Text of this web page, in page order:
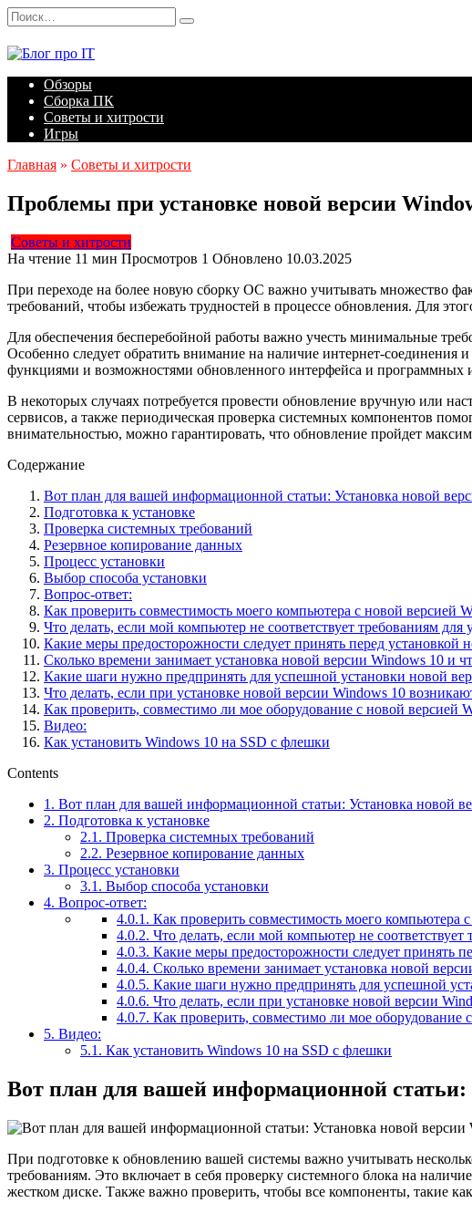
Перейти
к
содержанию
Search
for:
Обзоры
Сборка ПК
Советы и хитрости
Игры
Главная » Советы и хитрости
Проблемы при установке новой версии
Советы и хитрости
На чтение 11 мин Просмотров 1 Обновлено 10.03.2025
При переходе на более новую сборку ОС важно учитывать множество
требований, чтобы избежать трудностей в процессе обновления. Для
Для обеспечения бесперебойной работы важно учесть минимальные
Особенно следует обратить внимание на наличие интернет-соединения
функциями и возможностями обновленного интерфейса и программных
В некоторых случаях потребуется провести обновление вручную или
сервисов, а также периодическая проверка системных компонентов
внимательностью, можно гарантировать, что обновление пройдет
Содержание
Вот план для вашей информационной статьи: Установка новой
Подготовка к установке
Проверка системных требований
Резервное копирование данных
Процесс установки
Выбор способа установки
Вопрос-ответ:
Как проверить совместимость моего компьютера с новой версией
Что делать, если мой компьютер не соответствует требованиям
Какие меры предосторожности следует принять перед установкой
Сколько времени занимает установка новой версии Windows 10 и
Какие шаги нужно предпринять для успешной установки новой
Что делать, если при установке новой версии Windows 10
Как проверить, совместимо ли мое оборудование с новой версией
Видео:
Как установить Windows 10 на SSD с флешки
Contents
1. Вот план для вашей информационной статьи: Установка новой
2. Подготовка к установке
2.1. Проверка системных требований
2.2. Резервное копирование данных
3. Процесс установки
3.1. Выбор способа установки
4. Вопрос-ответ:
4.0.1. Как проверить совместимость моего компьютера
4.0.2. Что делать, если мой компьютер не
4.0.3. Какие меры предосторожности следует принять
4.0.4. Сколько времени занимает установка новой
4.0.5. Какие шаги нужно предпринять для успешной
4.0.6. Что делать, если при установке новой версии
4.0.7. Как проверить, совместимо ли мое оборудование
5. Видео:
5.1. Как установить Windows 10 на SSD с флешки
Вот план для вашей информационной статьи:
При подготовке к обновлению вашей системы важно учитывать
требованиям. Это включает в себя проверку системного блока на
жестком диске. Также важно проверить, чтобы все компоненты, такие